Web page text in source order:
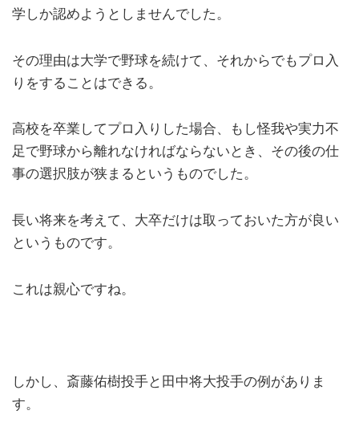
学しか認めようとしませんでした。
その理由は大学で野球を続けて、それからでもプロ入
りをすることはできる。
高校を卒業してプロ入りした場合、もし怪我や実力不
足で野球から離れなければならないとき、その後の仕
事の選択肢が狭まるというものでした。
長い将来を考えて、大卒だけは取っておいた方が良い
というものです。
これは親心ですね。
しかし、斎藤佑樹投手と田中将大投手の例がありま
す。